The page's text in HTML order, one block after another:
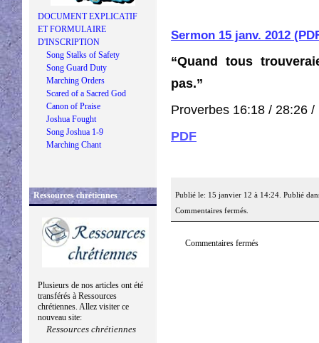
DOCUMENT EXPLICATIF
ET FORMULAIRE
D'INSCRIPTION
Song Stalks of Safety
Song Guard Duty
Marching Orders
Scared of a Sacred God
Canon of Praise
Joshua Fought
Song Joshua 1-9
Marching Chant
Ressources chrétiennes
Plusieurs de nos articles ont été
transférés à Ressources
chrétiennes. Allez visiter ce
nouveau site:
Ressources chrétiennes
Sermon 15 janv. 2012
“Quand tous
pas.”
Proverbes 16:18 / 28:26
PDF
Publié le: 15 janvier 12 à 14:24. Publié
Commentaires fermés.
Commentaires fermés